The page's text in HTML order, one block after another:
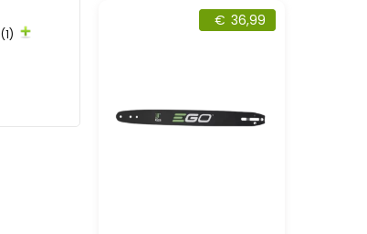
€ 36,99
(1)